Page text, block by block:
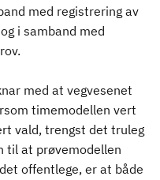
med registrering av
i samband med
med at vegvesenet
timemodellen vert
vald, trengst det truleg
til at prøvemodellen
offentlege, er at både